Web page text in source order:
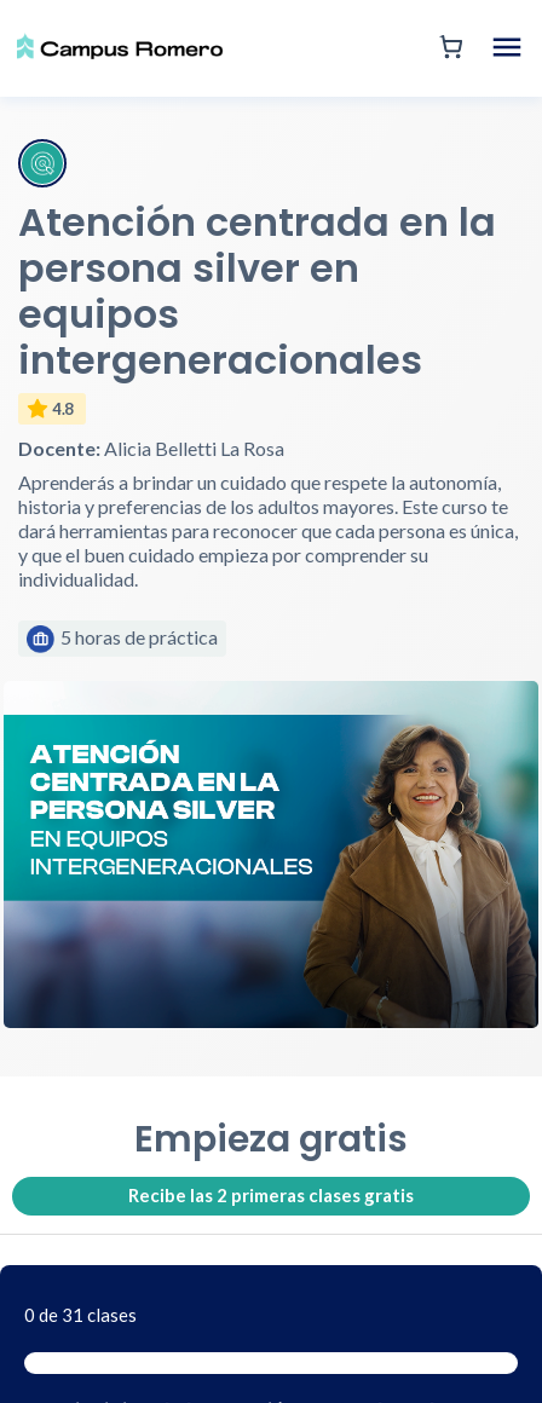
Atención centrada en la
persona silver en
equipos
intergeneracionales
4.8
Docente:Alicia Belletti La Rosa
Aprenderás a brindar un cuidado que respete la autonomía,
historia y preferencias de los adultos mayores. Este curso te
dará herramientas para reconocer que cada persona es única,
y que el buen cuidado empieza por comprender su
individualidad.
5 horas de práctica
Empieza gratis
Recibe las 2 primeras clases gratis
0 de 31 clases